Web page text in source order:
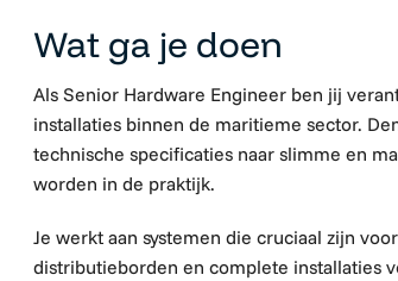
Wat ga je doen
Als Senior Hardware Engineer ben jij
installaties binnen de maritieme sector.
technische specificaties naar slimme en
worden in de praktijk.
Je werkt aan systemen die cruciaal zijn
distributieborden en complete installaties